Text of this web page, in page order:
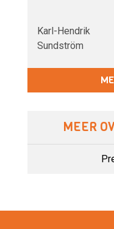
Karl-Hendrik
Sundström
MEER